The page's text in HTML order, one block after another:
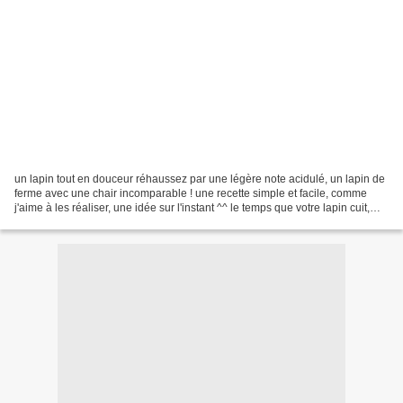
un lapin tout en douceur réhaussez par une légère note acidulé, un lapin de
ferme avec une chair incomparable ! une recette simple et facile, comme
j'aime à les réaliser, une idée sur l'instant ^^ le temps que votre lapin cuit,